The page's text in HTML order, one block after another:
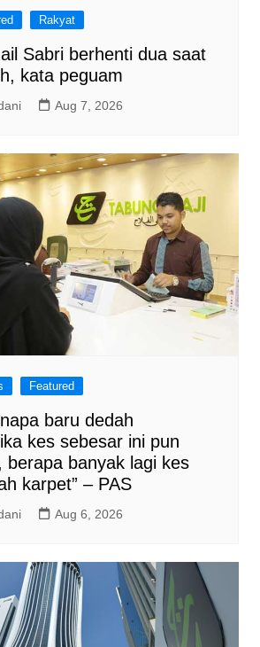
Rakyat
Sabri berhenti dua saat
kata peguam
Aug 7, 2026
Featured
baru dedah
kes sebesar ini pun
berapa banyak lagi kes
karpet” – PAS
Aug 6, 2026